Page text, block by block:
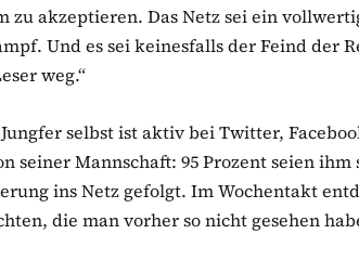
zu akzeptieren. Das Netz sei ein
Und es sei keinesfalls der Feind der
weg.“
selbst ist aktiv bei Twitter,
seiner Mannschaft: 95 Prozent seien
ins Netz gefolgt. Im Wochentakt
die man vorher so nicht gesehen